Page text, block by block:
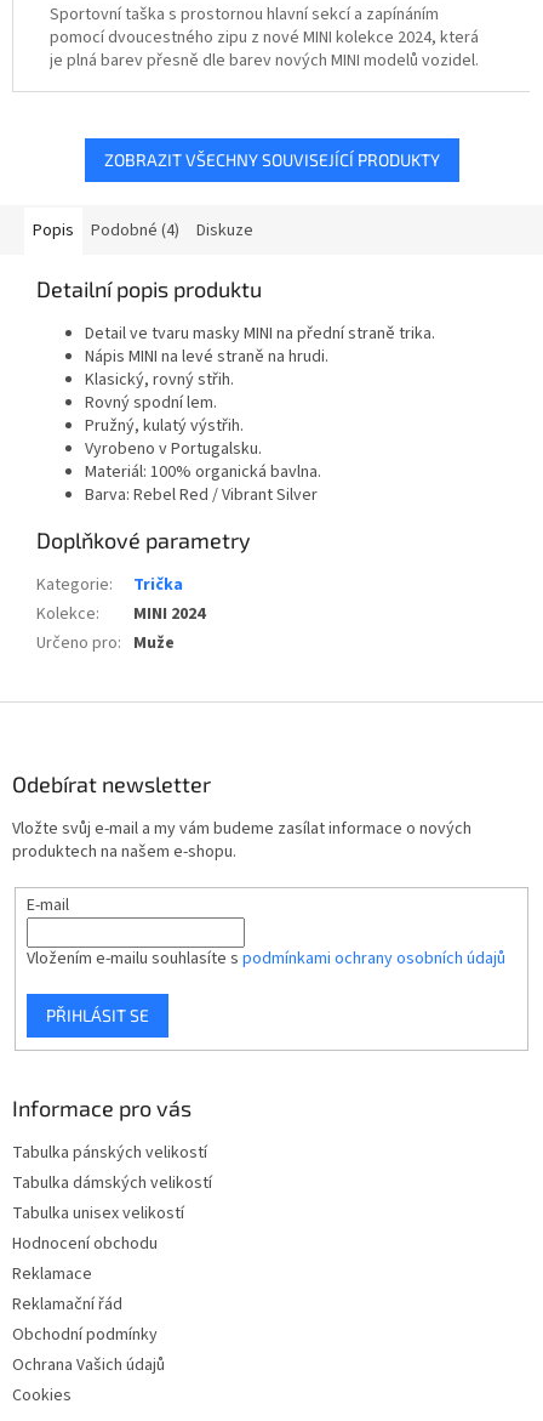
Sportovní taška s prostornou hlavní sekcí a zapínáním
pomocí dvoucestného zipu z nové MINI kolekce 2024, která
je plná barev přesně dle barev nových MINI modelů vozidel.
ZOBRAZIT VŠECHNY SOUVISEJÍCÍ PRODUKTY
Popis Podobné (4) Diskuze
Detailní popis produktu
Detail ve tvaru masky MINI na přední straně trika.
Nápis MINI na levé straně na hrudi.
Klasický, rovný střih.
Rovný spodní lem.
Pružný, kulatý výstřih.
Vyrobeno v Portugalsku.
Materiál: 100% organická bavlna.
Barva: Rebel Red / Vibrant Silver
Doplňkové parametry
Kategorie:
Trička
Kolekce:
MINI 2024
Určeno pro: Muže
Odebírat newsletter
Vložte svůj e-mail a my vám budeme zasílat informace o nových
produktech na našem e-shopu.
E-mail
Vložením e-mailu souhlasíte s podmínkami ochrany osobních údajů
PŘIHLÁSIT SE
Informace pro vás
Tabulka pánských velikostí
Tabulka dámských velikostí
Tabulka unisex velikostí
Hodnocení obchodu
Reklamace
Reklamační řád
Obchodní podmínky
Ochrana Vašich údajů
Cookies